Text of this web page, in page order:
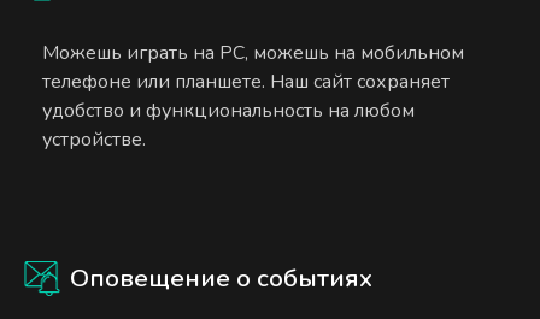
Можешь играть на PC, можешь на мобильном
телефоне или планшете. Наш сайт сохраняет
удобство и функциональность на любом
устройстве.
Оповещение о событиях